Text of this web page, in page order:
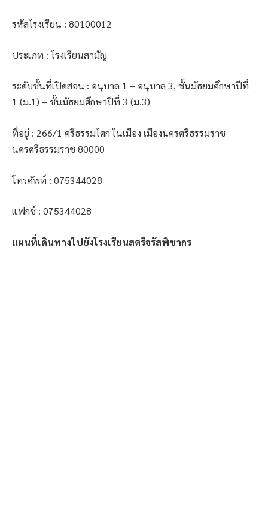
รหัสโรงเรียน : 80100012
ประเภท : โรงเรียนสามัญ
ระดับชั้นที่เปิดสอน : อนุบาล 1 – อนุบาล 3, ชั้นมัธยมศึกษาปีที่
1 (ม.1) – ชั้นมัธยมศึกษาปีที่ 3 (ม.3)
ที่อยู่ : 266/1 ศรีธรรมโศก ในเมือง เมืองนครศรีธรรมราช
นครศรีธรรมราช 80000
โทรศัพท์ : 075344028
แฟกซ์ : 075344028
แผนที่เดินทางไปยังโรงเรียนสตรีจรัสพิชากร